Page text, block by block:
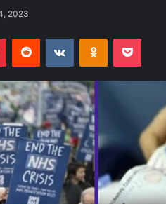
2023
PinterestReddit VKontakteOdnoklassniki
Pocket